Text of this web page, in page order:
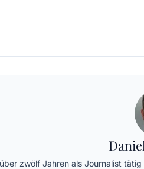
zwölf Jahren als Journalist